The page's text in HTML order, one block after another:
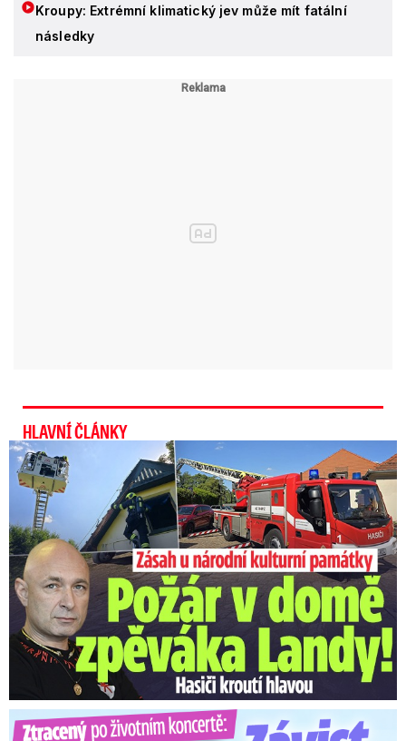
Kroupy: Extrémní klimatický jev může mít fatální
následky
HLAVNÍ ČLÁNKY
U Daniela Landy hořelo! Hasiči kroutí hlavou
Ztracený po životním koncertě: Závist kolegů a teplý popík